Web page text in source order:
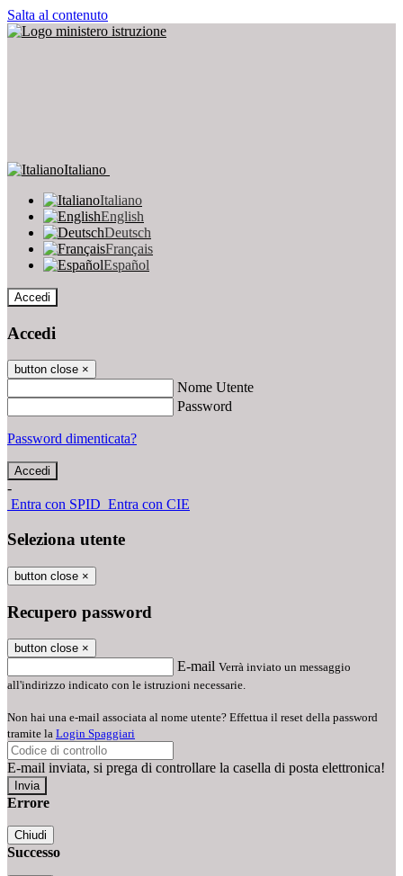
Salta al contenuto
Italiano
Italiano
English
Deutsch
Français
Español
Accedi
Accedi
button close ×
Nome Utente
Password
Password dimenticata?
-
Entra con SPID Entra con CIE
Seleziona utente
button close ×
Recupero password
button close ×
E-mail Verrà inviato un messaggio
all'indirizzo indicato con le istruzioni necessarie.
Non hai una e-mail associata al nome utente? Effettua il reset della password
tramite la Login Spaggiari
E-mail inviata, si prega di controllare la casella di posta elettronica!
Errore
Chiudi
Successo